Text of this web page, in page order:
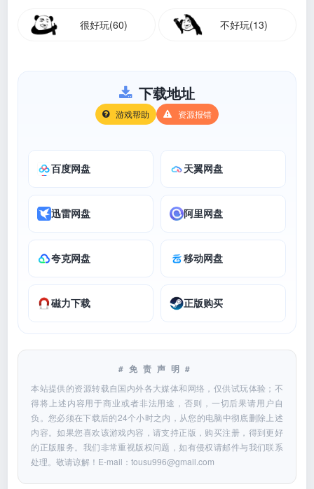
很好玩(60) 不好玩(13)
下载地址
游戏帮助 资源报错
百度网盘 天翼网盘
迅雷网盘 阿里网盘
夸克网盘 移动网盘
磁力下载 正版购买
#免责声明#
本站提供的资源转载自国内外各大媒体和网络，仅供试玩体验；不
得将上述内容用于商业或者非法用途，否则，一切后果请用户自
负。您必须在下载后的24个小时之内，从您的电脑中彻底删除上述
内容。如果您喜欢该游戏内容，请支持正版，购买注册，得到更好
的正版服务。我们非常重视版权问题，如有侵权请邮件与我们联系
处理。敬请谅解！E-mail：tousu996@gmail.com